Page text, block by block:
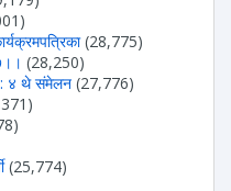
(28,775)
(28,250)
: ४ थे संमेलन (27,776)
(25,774)